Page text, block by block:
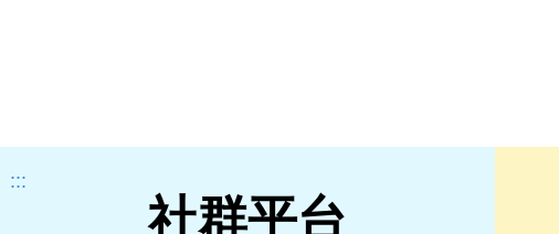
:::
社群平台